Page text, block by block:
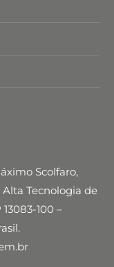
Scolfaro,
Tecnologia de
100 –